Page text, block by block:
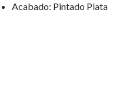
Acabado: Pintado Plata